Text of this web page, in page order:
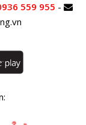
559 955 -